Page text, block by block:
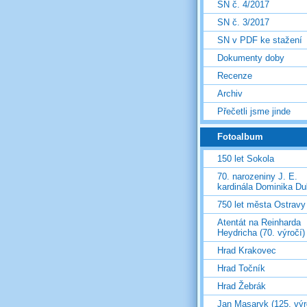
SN č. 4/2017
SN č. 3/2017
SN v PDF ke stažení
Dokumenty doby
Recenze
Archiv
Přečetli jsme jinde
Fotoalbum
150 let Sokola
70. narozeniny J. E.
kardinála Dominika
750 let města Ostravy
Atentát na Reinharda
Heydricha (70. výročí)
Hrad Krakovec
Hrad Točník
Hrad Žebrák
Jan Masaryk (125.